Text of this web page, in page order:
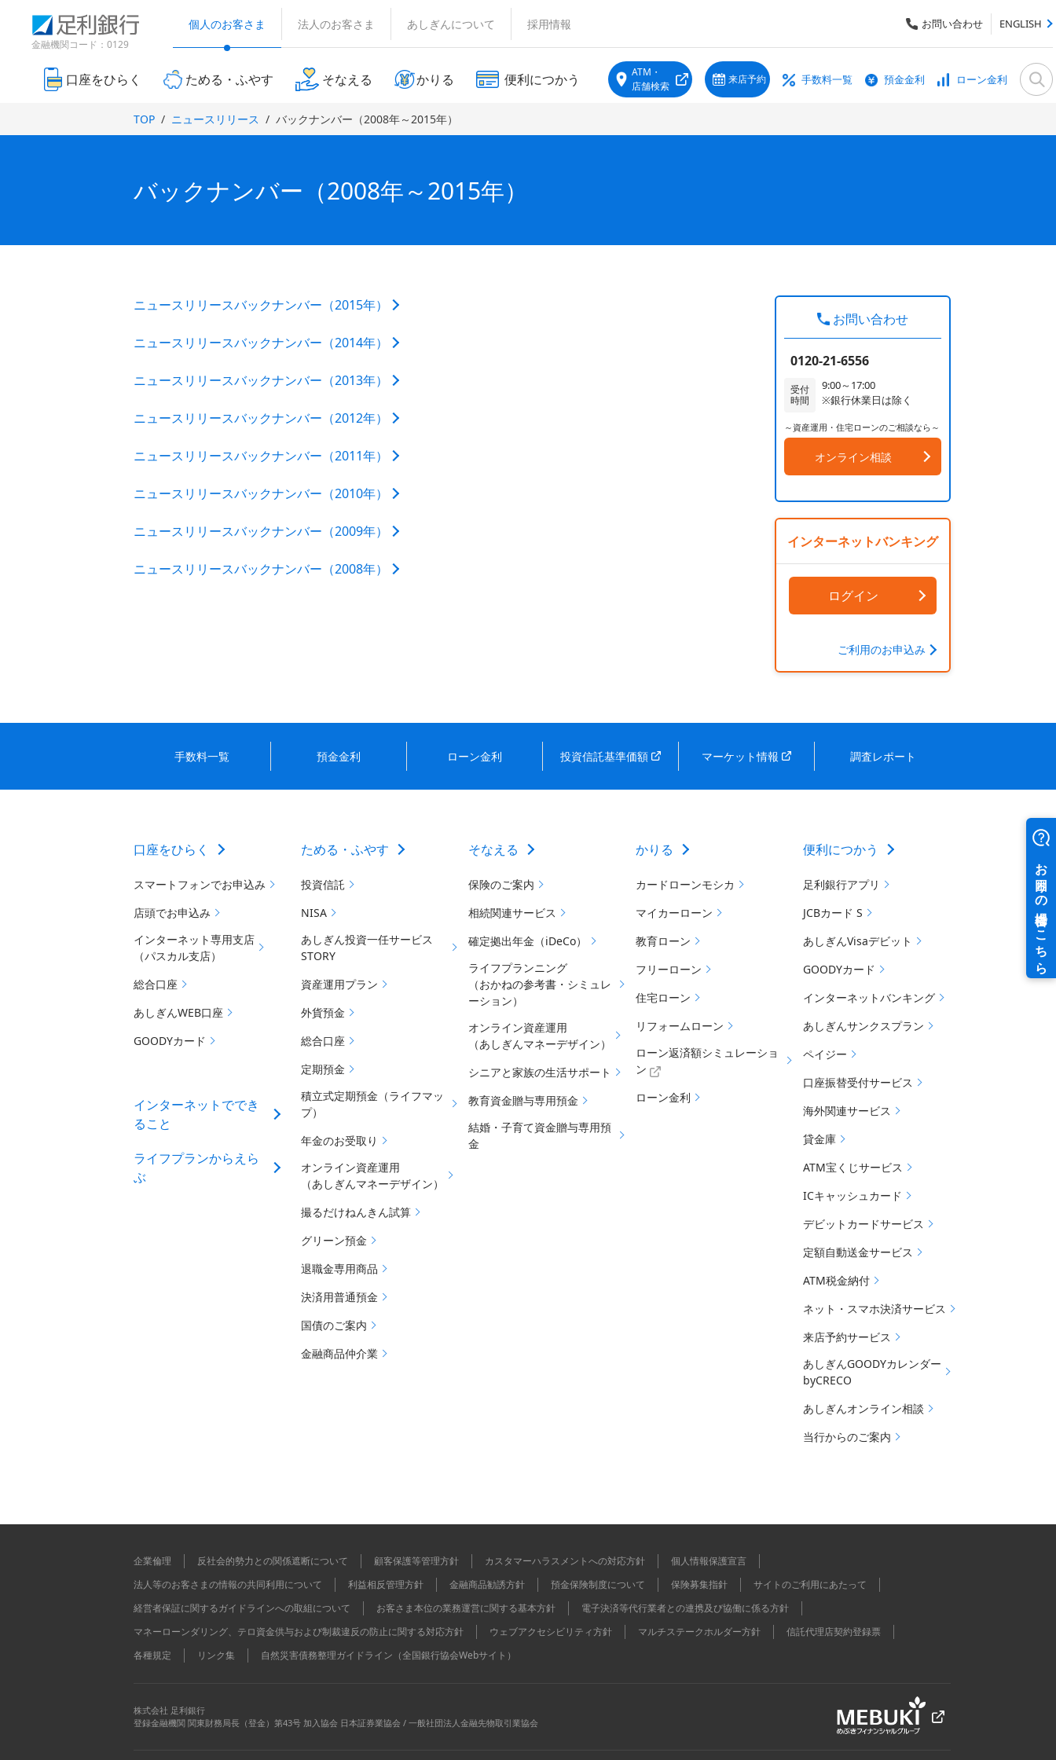
金融機関コード：0129
お問い合わせ ENGLISH
個人のお客さま 法人のお客さま あしぎんについて 採用情報
口座をひらく ためる・ふやす そなえる かりる 便利につかう
ATM・
店舗検索
き
来店予約 手数料一覧 預金金利 ローン金利
TOP ニュースリリース バックナンバー（2008年～2015年）
バックナンバー（2008年～2015年）
ニュースリリースバックナンバー（2015年）
ニュースリリースバックナンバー（2014年）
ニュースリリースバックナンバー（2013年）
ニュースリリースバックナンバー（2012年）
ニュースリリースバックナンバー（2011年）
ニュースリリースバックナンバー（2010年）
ニュースリリースバックナンバー（2009年）
ニュースリリースバックナンバー（2008年）
お問い合わせ
0120-21-6556
受付
時間
9:00～17:00
※銀行休業日は除く
～資産運用・住宅ローンのご相談なら～
オンライン相談
インターネットバンキング
ログイン
ご利用のお申込み
手数料一覧 預金金利 ローン金利 投資信託基準価額
開
マーケット情報
開
調査レポート
口座をひらく
スマートフォンでお申込み
店頭でお申込み
インターネット専用支店
（パスカル支店）
総合口座
あしぎんWEB口座
GOODYカード
インターネットででき
ること
ライフプランからえら
ぶ
ためる・ふやす
投資信託
NISA
あしぎん投資一任サービス
STORY
資産運用プラン
外貨預金
総合口座
定期預金
積立式定期預金（ライフマッ
プ）
年金のお受取り
オンライン資産運用
（あしぎんマネーデザイン）
撮るだけねんきん試算
グリーン預金
退職金専用商品
決済用普通預金
国債のご案内
金融商品仲介業
そなえる
保険のご案内
相続関連サービス
確定拠出年金（iDeCo）
ライフプランニング
（おかねの参考書・シミュレ
ーション）
オンライン資産運用
（あしぎんマネーデザイン）
シニアと家族の生活サポート
教育資金贈与専用預金
結婚・子育て資金贈与専用預
金
かりる
カードローンモシカ
マイカーローン
教育ローン
フリーローン
住宅ローン
リフォームローン
ローン返済額シミュレーショ
ン
ローン金利
便利につかう
足利銀行アプリ
JCBカード S
あしぎんVisaデビット
GOODYカード
インターネットバンキング
あしぎんサンクスプラン
ペイジー
口座振替受付サービス
海外関連サービス
貸金庫
ATM宝くじサービス
ICキャッシュカード
デビットカードサービス
定額自動送金サービス
ATM税金納付
ネット・スマホ決済サービス
来店予約サービス
あしぎんGOODYカレンダー
byCRECO
あしぎんオンライン相談
当行からのご案内
企業倫理 反社会的勢力との関係遮断について 顧客保護等管理方針 カスタマーハラスメントへの対応方針
個人情報保護宣言
法人等のお客さまの情報の共同利用について
利益相反管理方針 金融商品勧誘方針 預金保険制度について 保険募集指針
サイトのご利用にあたって
経営者保証に関するガイドラインへの取組について
お客さま本位の業務運営に関する基本方針
電子決済等代行業者との連携及び協働に係る方針
マネーローンダリング、テロ資金供与および制裁違反の防止に関する対応方針
ウェブアクセシビリティ方針 マルチステークホルダー方針
信託代理店契約登録票
各種規定
リンク集 自然災害債務整理ガイドライン（全国銀行協会Webサイト）
株式会社 足利銀行
登録金融機関 関東財務局長（登金）第43号 加入協会 日本証券業協会 / 一般社団法人金融先物取引業協会